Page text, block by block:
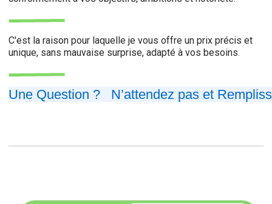
C'est la raison pour laquelle je vous offre un prix précis et
unique, sans mauvaise surprise, adapté à vos besoins
Une Question ? N’attendez pas et